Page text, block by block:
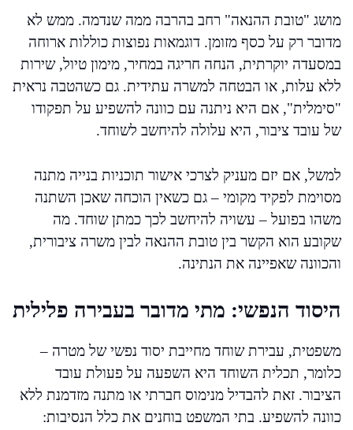
מושג "טובת ההנאה" רחב בהרבה ממה שנדמה. ממש לא
מדובר רק על כסף מזומן. דוגמאות נפוצות כוללות ארוחה
במסעדה יוקרתית, הנחה חריגה במחיר, מימון טיול, שירות
ללא עלות, או הבטחה למשרה עתידית. גם כשהטבה נראית
"סימלית", אם היא ניתנה עם כוונה להשפיע על תפקודו
של עובד ציבור, היא עלולה להיחשב לשוחד.
למשל, אם יזם מעניק לצרכי אישור תוכניות בנייה מתנה
מסוימת לפקיד מקומי – גם כשאין הוכחה שאכן השתנה
משהו בפועל – עשויה להיחשב לכך כמתן שוחד. מה
שקובע הוא הקשר בין טובת ההנאה לבין משרה ציבורית,
והכוונה שאפיינה את הנתינה.
היסוד הנפשי: מתי מדובר בעבירה פלילית
משפטית, עבירת שוחד מחייבת יסוד נפשי של מטרה –
כלומר, תכלית השוחד היא השפעה על פעולת עובד
הציבור. זאת להבדיל מנימוס חברתי או מתנה מזדמנת ללא
כוונה להשפיע. בתי המשפט בוחנים את כלל הנסיבות: